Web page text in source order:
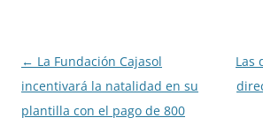
Navegación
de
entradas
← La Fundación Cajasol
incentivará la natalidad en su
plantilla con el pago de 800
Las